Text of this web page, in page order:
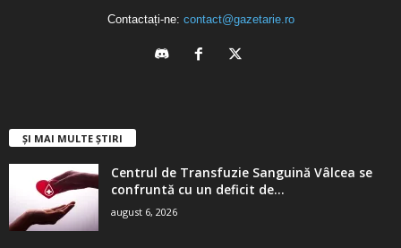
Contactați-ne: contact@gazetarie.ro
ȘI MAI MULTE ȘTIRI
Centrul de Transfuzie Sanguină Vâlcea se
confruntă cu un deficit de...
august 6, 2026